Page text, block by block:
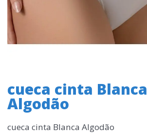
cueca cinta Blanca
Algodão
cueca cinta Blanca Algodão